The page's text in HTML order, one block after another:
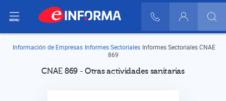
900 10 30 20
Login
Información de Empresas Informes Sectoriales Informes Sectoriales CNAE
869
CNAE 869 - Otras actividades sanitarias